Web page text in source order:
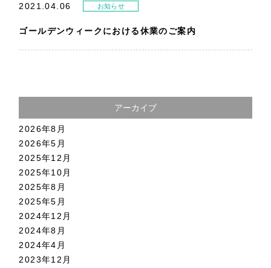
2021.04.06 お知らせ
ゴールデンウィークにおける休業のご案内
アーカイブ
2026年8月
2026年5月
2025年12月
2025年10月
2025年8月
2025年5月
2024年12月
2024年8月
2024年4月
2023年12月